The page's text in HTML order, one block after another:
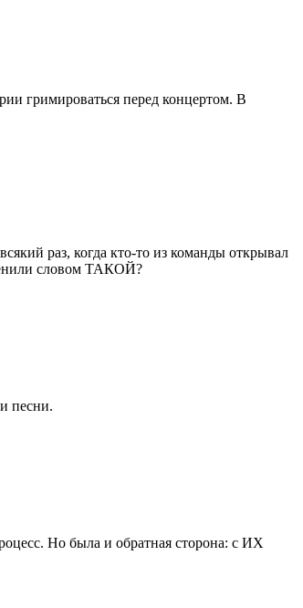
гримироваться перед концертом. В
раз, когда кто-то из команды открывал
словом ТАКОЙ?
песни.
Но была и обратная сторона: с ИХ